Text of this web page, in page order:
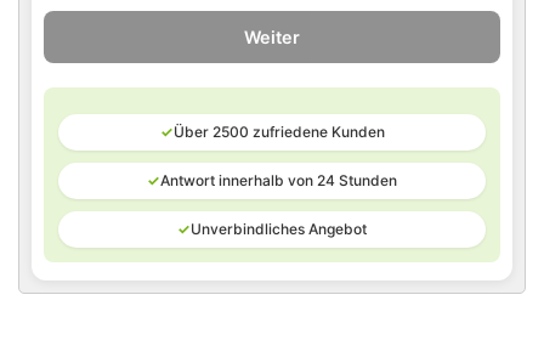
Weiter
✓Über 2500 zufriedene Kunden
✓Antwort innerhalb von 24 Stunden
✓Unverbindliches Angebot